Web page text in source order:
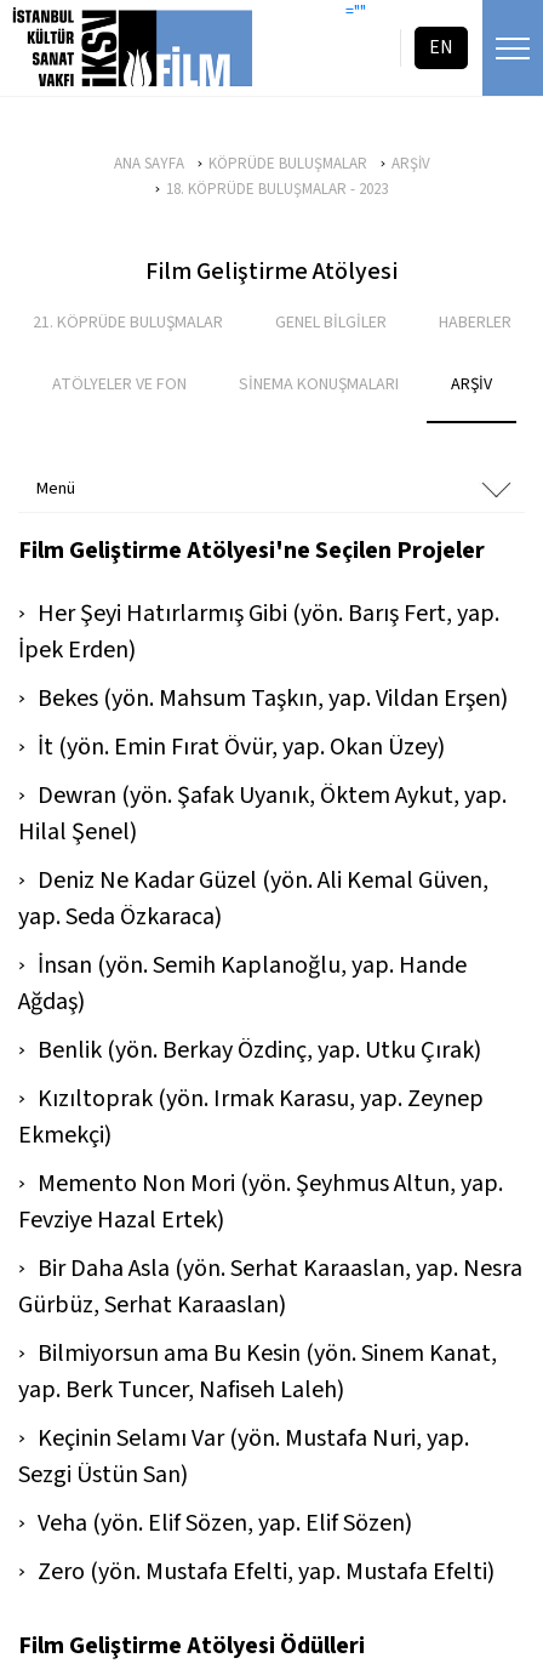
icerigi atla =""
EN
ANA SAYFA KÖPRÜDE BULUŞMALAR
ARŞİV
18. KÖPRÜDE BULUŞMALAR - 2023
Film Geliştirme Atölyesi
21. KÖPRÜDE BULUŞMALAR GENEL BİLGİLER HABERLER
ATÖLYELER VE FON SİNEMA KONUŞMALARI ARŞİV
Menü
Film Geliştirme Atölyesi'ne Seçilen Projeler
Her Şeyi Hatırlarmış Gibi (yön. Barış Fert, yap.
İpek Erden)
Bekes (yön. Mahsum Taşkın, yap. Vildan Erşen)
İt (yön. Emin Fırat Övür, yap. Okan Üzey)
Dewran (yön. Şafak Uyanık, Öktem Aykut, yap.
Hilal Şenel)
Deniz Ne Kadar Güzel (yön. Ali Kemal Güven,
yap. Seda Özkaraca)
İnsan (yön. Semih Kaplanoğlu, yap. Hande
Ağdaş)
Benlik (yön. Berkay Özdinç, yap. Utku Çırak)
Kızıltoprak (yön. Irmak Karasu, yap. Zeynep
Ekmekçi)
Memento Non Mori (yön. Şeyhmus Altun, yap.
Fevziye Hazal Ertek)
Bir Daha Asla (yön. Serhat Karaaslan, yap. Nesra
Gürbüz, Serhat Karaaslan)
Bilmiyorsun ama Bu Kesin (yön. Sinem Kanat,
yap. Berk Tuncer, Nafiseh Laleh)
Keçinin Selamı Var (yön. Mustafa Nuri, yap.
Sezgi Üstün San)
Veha (yön. Elif Sözen, yap. Elif Sözen)
Zero (yön. Mustafa Efelti, yap. Mustafa Efelti)
Film Geliştirme Atölyesi Ödülleri